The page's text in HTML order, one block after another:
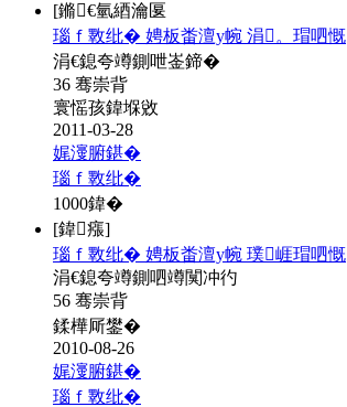
[鏅€氫綇瀹匽
瑙ｆ斁纰� 娉板畨澶у帵 涓。瑁呬慨
涓€鎴夸竴鍘呭崟鍗�
36 骞崇背
寰愮孩鍏堢敓
2011-03-28
娓濅腑鍖�
瑙ｆ斁纰�
1000鍏�
[鍏瘬]
瑙ｆ斁纰� 娉板畨澶у帵 璞崕瑁呬慨
涓€鎴夸竴鍘呬竴闃冲彴
56 骞崇背
鍒樺厛鐢�
2010-08-26
娓濅腑鍖�
瑙ｆ斁纰�